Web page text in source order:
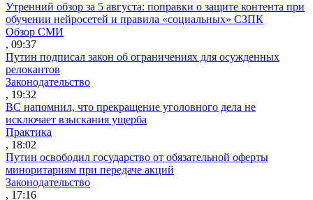
Утренний обзор за 5 августа: поправки о защите контента при
обучении нейросетей и правила «социальных» СЗПК
Обзор СМИ
, 09:37
Путин подписал закон об ограничениях для осужденных
релокантов
Законодательство
, 19:32
ВС напомнил, что прекращение уголовного дела не
исключает взыскания ущерба
Практика
, 18:02
Путин освободил государство от обязательной оферты
миноритариям при передаче акций
Законодательство
, 17:16